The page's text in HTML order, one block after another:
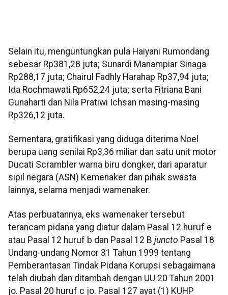
Selain itu, menguntungkan pula Haiyani Rumondang
sebesar Rp381,28 juta; Sunardi Manampiar Sinaga
Rp288,17 juta; Chairul Fadhly Harahap Rp37,94 juta;
Ida Rochmawati Rp652,24 juta; serta Fitriana Bani
Gunaharti dan Nila Pratiwi Ichsan masing-masing
Rp326,12 juta.
Sementara, gratifikasi yang diduga diterima Noel
berupa uang senilai Rp3,36 miliar dan satu unit motor
Ducati Scrambler warna biru dongker, dari aparatur
sipil negara (ASN) Kemenaker dan pihak swasta
lainnya, selama menjadi wamenaker.
Atas perbuatannya, eks wamenaker tersebut
terancam pidana yang diatur dalam Pasal 12 huruf e
atau Pasal 12 huruf b dan Pasal 12 B juncto Pasal 18
Undang-undang Nomor 31 Tahun 1999 tentang
Pemberantasan Tindak Pidana Korupsi sebagaimana
telah diubah dan ditambah dengan UU 20 Tahun 2001
jo. Pasal 20 huruf c jo. Pasal 127 ayat (1) KUHP